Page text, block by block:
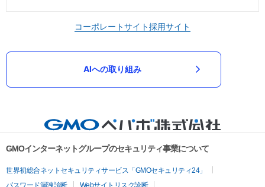
コーポレートサイト採用サイト
AIへの取り組み
GMOインターネットグループのセキュリティ事業について
世界初総合ネットセキュリティサービス「GMOセキュリティ24」
パスワード漏洩診断
Webサイトリスク診断